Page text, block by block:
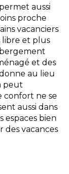
aussi
proche
vacanciers
libre et plus
et des
au lieu
peut
confort ne se
aussi dans
espaces bien
des vacances